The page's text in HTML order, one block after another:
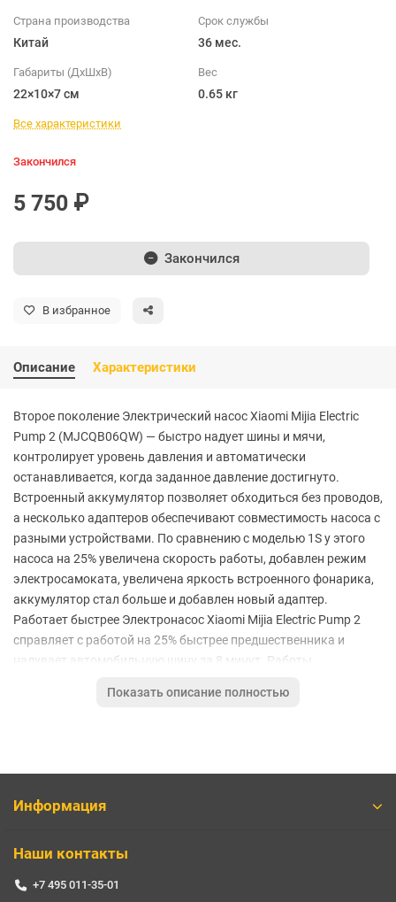
Страна производства
Китай
Срок службы
36 мес.
Габариты (ДхШхВ)
22×10×7 см
Вес
0.65 кг
Все характеристики
Закончился
5 750 ₽
Закончился
В избранное
Описание Характеристики
Второе поколение Электрический насос Xiaomi Mijia Electric
Pump 2 (MJCQB06QW) — быстро надует шины и мячи,
контролирует уровень давления и автоматически
останавливается, когда заданное давление достигнуто.
Встроенный аккумулятор позволяет обходиться без проводов,
а несколько адаптеров обеспечивают совместимость насоса с
разными устройствами. По сравнению с моделью 1S у этого
насоса на 25% увеличена скорость работы, добавлен режим
электросамоката, увеличена яркость встроенного фонарика,
аккумулятор стал больше и добавлен новый адаптер.
Работает быстрее Электронасос Xiaomi Mijia Electric Pump 2
справляет с работой на 25% быстрее предшественника и
надувает автомобильную шину за 8 минут. Работы
Поддерживает высокое давление Xiaomi Mijia Electric Pump 2
времени отображает на экране давление в шинах и
При накачке шин не требуется подключать отдельный
Показать описание полностью
Информация
Наши контакты
+7 495 011-35-01